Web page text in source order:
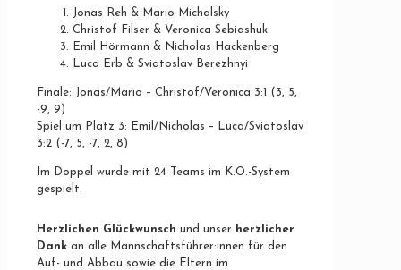
Jonas Reh & Mario Michalsky
Christof Filser & Veronica Sebiashuk
Emil Hörmann & Nicholas Hackenberg
Luca Erb & Sviatoslav Berezhnyi
Finale: Jonas/Mario – Christof/Veronica 3:1 (3, 5,
-9, 9)
Spiel um Platz 3: Emil/Nicholas – Luca/Sviatoslav
3:2 (-7, 5, -7, 2, 8)
Im Doppel wurde mit 24 Teams im K.O.-System
gespielt.
Herzlichen Glückwunsch und unser herzlicher
Dank an alle Mannschaftsführer:innen für den
Auf- und Abbau sowie die Eltern im